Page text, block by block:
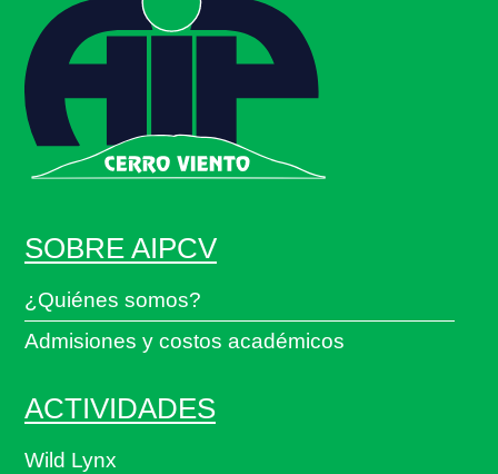
SOBRE AIPCV
¿Quiénes somos?
Admisiones y costos académicos
ACTIVIDADES
Wild Lynx